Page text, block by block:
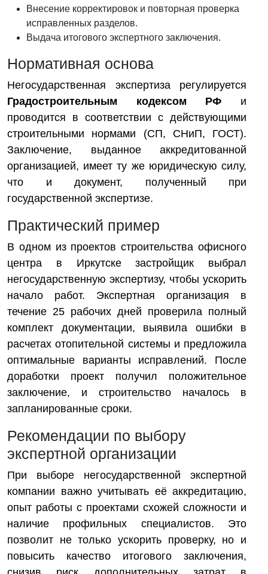
Внесение корректировок и повторная проверка
исправленных разделов.
Выдача итогового экспертного заключения.
Нормативная основа
Негосударственная экспертиза регулируется
Градостроительным кодексом РФ и
проводится в соответствии с действующими
строительными нормами (СП, СНиП, ГОСТ).
Заключение, выданное аккредитованной
организацией, имеет ту же юридическую силу,
что и документ, полученный при
государственной экспертизе.
Практический пример
В одном из проектов строительства офисного
центра в Иркутске застройщик выбрал
негосударственную экспертизу, чтобы ускорить
начало работ. Экспертная организация в
течение 25 рабочих дней проверила полный
комплект документации, выявила ошибки в
расчетах отопительной системы и предложила
оптимальные варианты исправлений. После
доработки проект получил положительное
заключение, и строительство началось в
запланированные сроки.
Рекомендации по выбору
экспертной организации
При выборе негосударственной экспертной
компании важно учитывать её аккредитацию,
опыт работы с проектами схожей сложности и
наличие профильных специалистов. Это
позволит не только ускорить проверку, но и
повысить качество итогового заключения,